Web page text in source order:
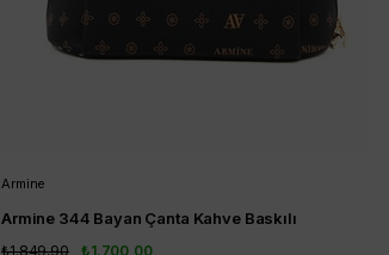
Armine
Armine 344 Bayan Çanta Kahve Baskılı
₺1.700,00
₺1.849,90